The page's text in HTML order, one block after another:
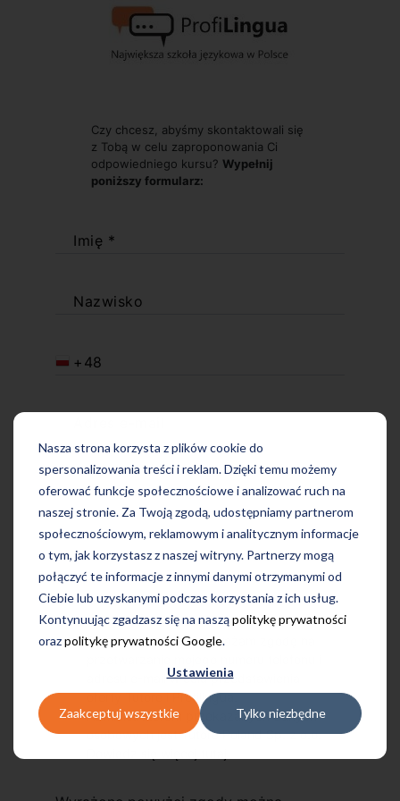
Nasza strona korzysta z plików cookie do
spersonalizowania treści i reklam. Dzięki temu możemy
oferować funkcje społecznościowe i analizować ruch na
naszej stronie. Za Twoją zgodą, udostępniamy partnerom
społecznościowym, reklamowym i analitycznym informacje
o tym, jak korzystasz z naszej witryny. Partnerzy mogą
połączyć te informacje z innymi danymi otrzymanymi od
Ciebie lub uzyskanymi podczas korzystania z ich usług.
Kontynuując zgadzasz się na nasząpolitykę prywatności
orazpolitykę prywatności Google.
Ustawienia
Zaakceptuj wszystkie Tylko niezbędne
Czy chcesz, abyśmy skontaktowali się
z Tobą w celu zaproponowania Ci
odpowiedniego kursu? Wypełnij
poniższy formularz:
Imię *
Nazwisko
+48
Przechodząc dalej, wyrażam zgodę na
adresu e-mail w celu przedstawienia
oferty Tutore i Profilingua.
Administratorem przekazanych danych
osobowych jest Tutore Poland Sp. z o.o.